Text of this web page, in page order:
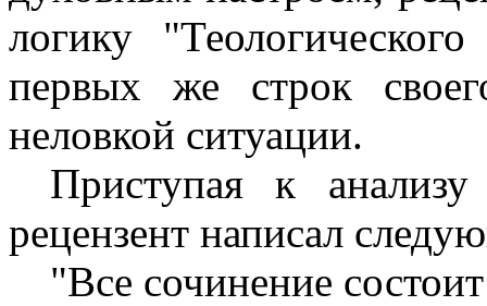
логику
первых же строк
неловкой ситуации.
Приступая к анализу
рецензент написал
"Все сочинение